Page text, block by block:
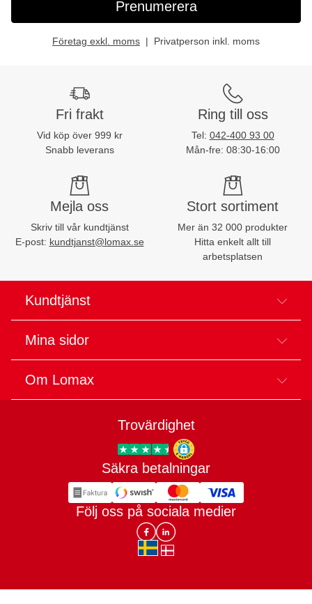
Prenumerera
Företag exkl. moms Privatperson inkl. moms
Fri frakt
Vid köp över 999 kr
Snabb leverans
Ring till oss
Tel: 042-400 93 00
Mån-fre: 08:30-16:00
Mejla oss
Skriv till vår kundtjänst
E-post: kundtjanst@lomax.se
Stort sortiment
Mer än 32 000 produkter
Hitta enkelt allt till
arbetsplatsen
Kundtjänst
Mina sidor
Om Lomax
Trovärdighet
Trygg E-handel
Säkra betalningar
Följ oss på sociala medier
Lomax DK Facebook
Lomax SE LinkIn
sv-SEda-DK